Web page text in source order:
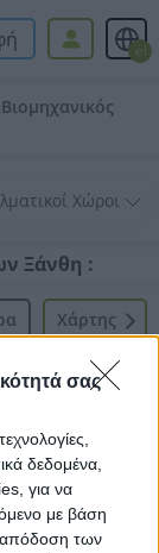
σας
δεδομένα,
για να
με βάση
απόδοση των
el
Βιομηχανικός
Ξάνθη :
Xάρτης